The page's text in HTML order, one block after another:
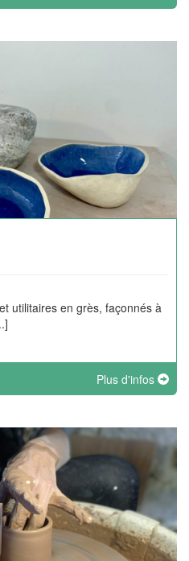
utilitaires en grès, façonnés à
Plus d'infos